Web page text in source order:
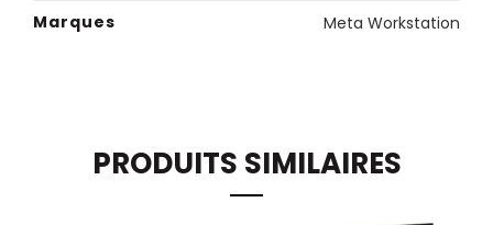
Marques
Meta Workstation
PRODUITS SIMILAIRES